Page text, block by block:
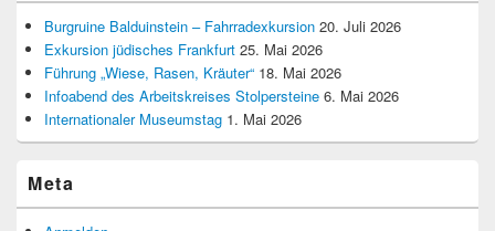
Burgruine Balduinstein – Fahrradexkursion 20. Juli 2026
Exkursion jüdisches Frankfurt 25. Mai 2026
Führung „Wiese, Rasen, Kräuter“ 18. Mai 2026
Infoabend des Arbeitskreises Stolpersteine 6. Mai 2026
Internationaler Museumstag 1. Mai 2026
Meta